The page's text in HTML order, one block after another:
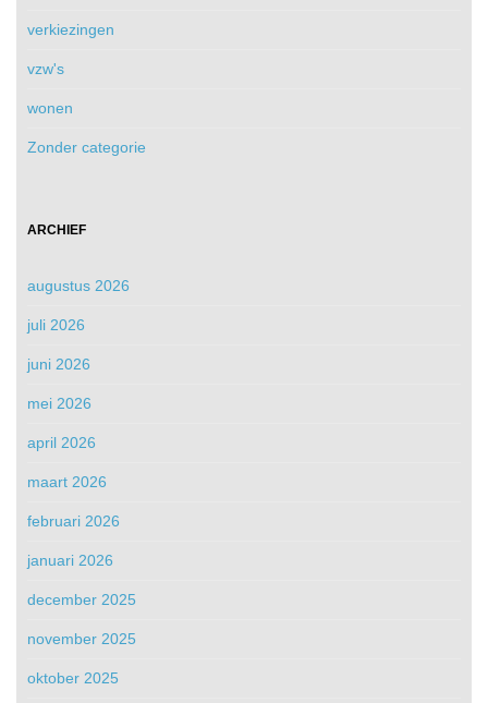
verkiezingen
vzw's
wonen
Zonder categorie
ARCHIEF
augustus 2026
juli 2026
juni 2026
mei 2026
april 2026
maart 2026
februari 2026
januari 2026
december 2025
november 2025
oktober 2025